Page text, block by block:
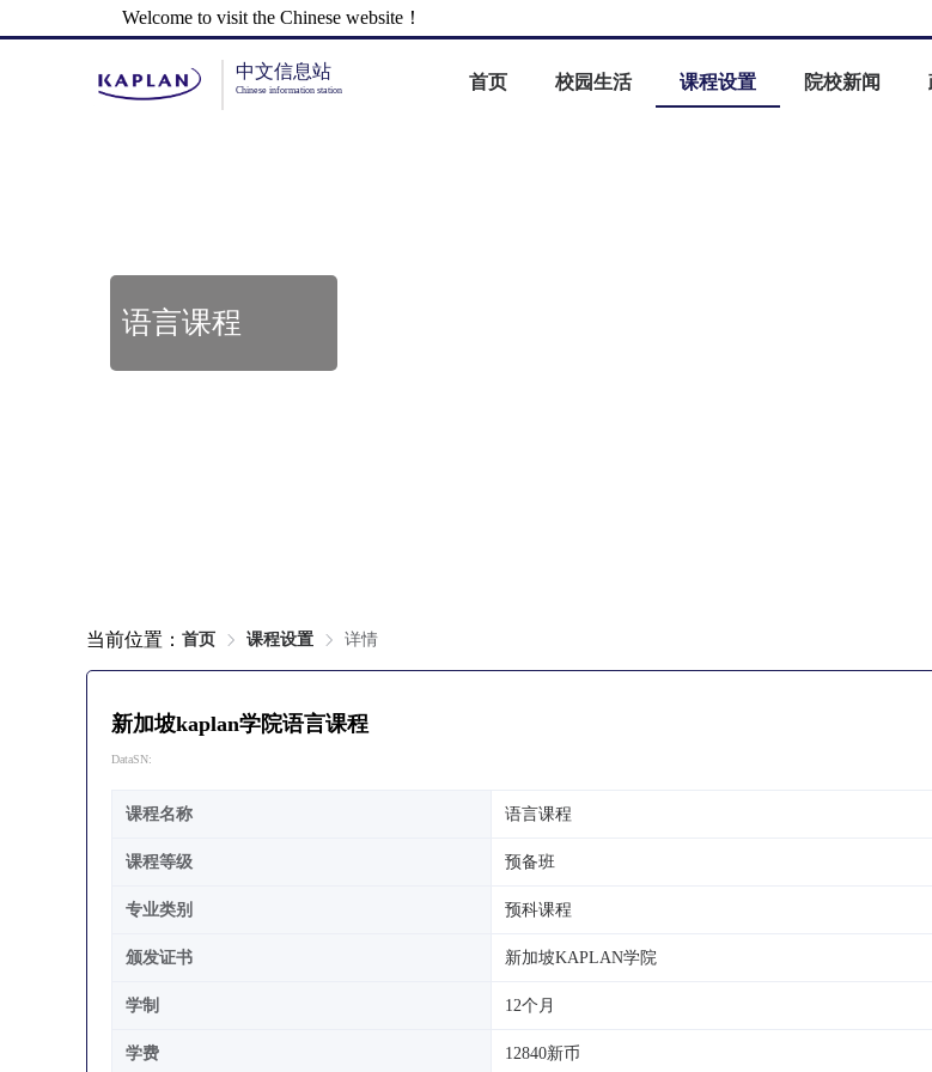
Welcome to visit the Chinese website！
中文信息站
Chinese information station 首页 校园生活 课程设置 院校新闻
语言课程
当前位置： 首页 课程设置 详情
新加坡kaplan学院语言课程
DataSN:
课程名称 语言课程
课程等级 预备班
专业类别 预科课程
颁发证书 新加坡KAPLAN学院
学制 12个月
学费 12840新币